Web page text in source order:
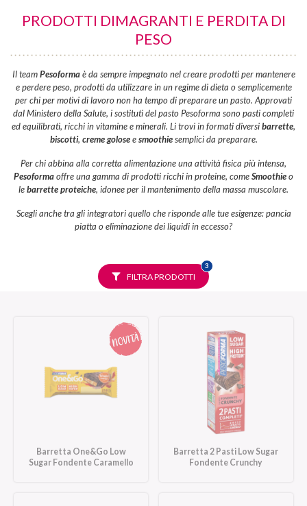
PRODOTTI DIMAGRANTI E PERDITA DI
PESO
Il teamPesoformaè da sempre impegnato nel creare prodotti per mantenere
e perdere peso, prodotti da utilizzare in un regime di dieta o semplicemente
per chi per motivi di lavoro non ha tempo di preparare un pasto. Approvati
dal Ministero della Salute, i sostituti del pasto Pesoforma sono pasti completi
ed equilibrati, ricchi in vitamine e minerali. Li trovi in formati diversibarrette,
biscotti, creme goloseesmoothiesemplici da preparare.
Per chi abbina alla corretta alimentazione una attività fisica più intensa,
Pesoformaoffre una gamma di prodotti ricchi in proteine, comeSmoothieo
lebarrette proteiche, idonee per il mantenimento della massa muscolare.
Scegli anche tra gli integratori quello che risponde alle tue esigenze: pancia
piatta o eliminazione dei liquidi in eccesso?
FILTRA PRODOTTI
3FILTRI
SELEZIONATI
Barretta One&Go Low
Sugar Fondente Caramello
Barretta 2 Pasti Low Sugar
Fondente Crunchy